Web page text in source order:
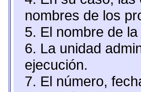
nombres de los
5. El nombre de
6. La unidad
ejecución.
7. El número,